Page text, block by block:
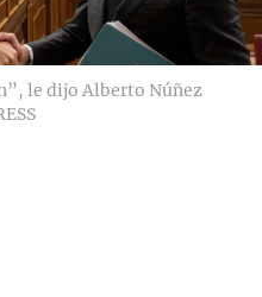
le dijo Alberto Núñez